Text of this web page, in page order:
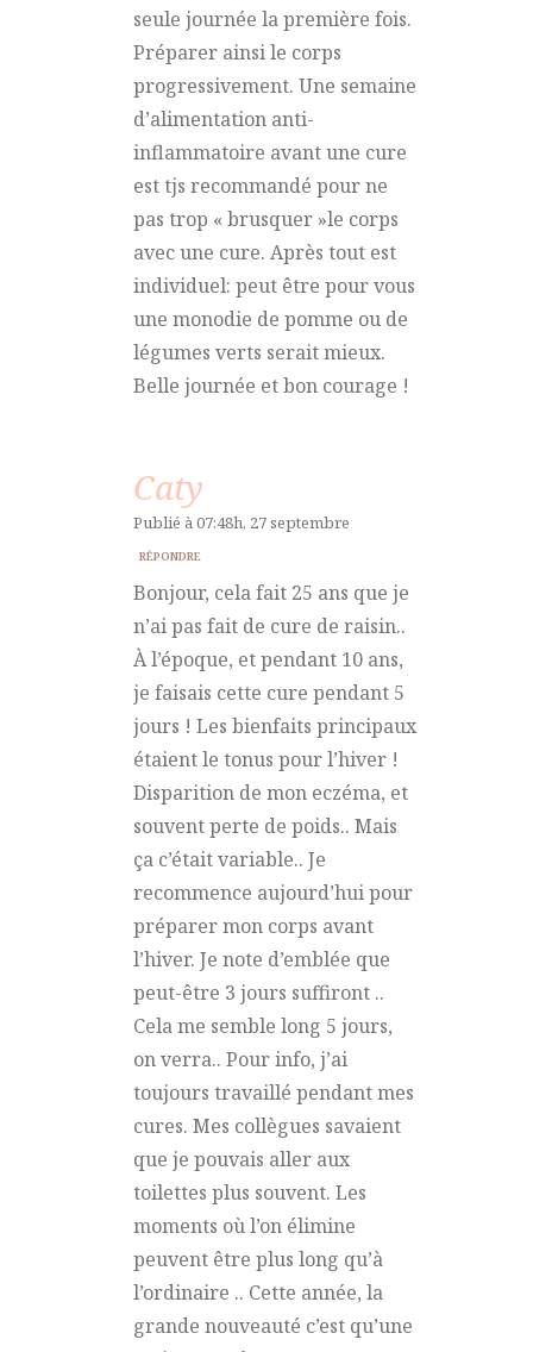
seule journée la première fois.
Préparer ainsi le corps
progressivement. Une semaine
d’alimentation anti-
inflammatoire avant une cure
est tjs recommandé pour ne
pas trop « brusquer »le corps
avec une cure. Après tout est
individuel: peut être pour vous
une monodie de pomme ou de
légumes verts serait mieux.
Belle journée et bon courage !
Caty
Publié à 07:48h, 27 septembre
RÉPONDRE
Bonjour, cela fait 25 ans que je
n’ai pas fait de cure de raisin..
À l’époque, et pendant 10 ans,
je faisais cette cure pendant 5
jours ! Les bienfaits principaux
étaient le tonus pour l’hiver !
Disparition de mon eczéma, et
souvent perte de poids.. Mais
ça c’était variable.. Je
recommence aujourd’hui pour
préparer mon corps avant
l’hiver. Je note d’emblée que
peut-être 3 jours suffiront ..
Cela me semble long 5 jours,
on verra.. Pour info, j’ai
toujours travaillé pendant mes
cures. Mes collègues savaient
que je pouvais aller aux
toilettes plus souvent. Les
moments où l’on élimine
peuvent être plus long qu’à
l’ordinaire .. Cette année, la
grande nouveauté c’est qu’une